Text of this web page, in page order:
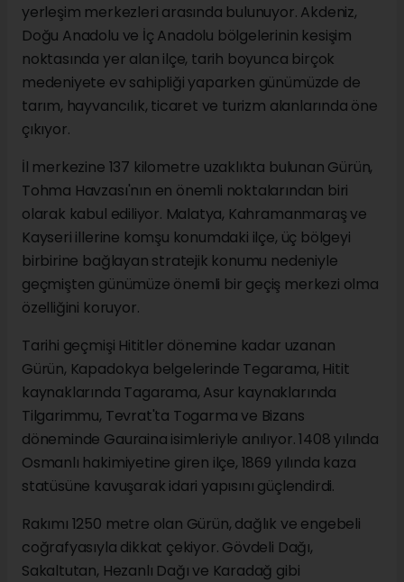
yerleşim merkezleri arasında bulunuyor. Akdeniz,
Doğu Anadolu ve İç Anadolu bölgelerinin kesişim
noktasında yer alan ilçe, tarih boyunca birçok
medeniyete ev sahipliği yaparken günümüzde de
tarım, hayvancılık, ticaret ve turizm alanlarında öne
çıkıyor.
İl merkezine 137 kilometre uzaklıkta bulunan Gürün,
Tohma Havzası'nın en önemli noktalarından biri
olarak kabul ediliyor. Malatya, Kahramanmaraş ve
Kayseri illerine komşu konumdaki ilçe, üç bölgeyi
birbirine bağlayan stratejik konumu nedeniyle
geçmişten günümüze önemli bir geçiş merkezi olma
özelliğini koruyor.
Tarihi geçmişi Hititler dönemine kadar uzanan
Gürün, Kapadokya belgelerinde Tegarama, Hitit
kaynaklarında Tagarama, Asur kaynaklarında
Tilgarimmu, Tevrat'ta Togarma ve Bizans
döneminde Gauraina isimleriyle anılıyor. 1408 yılında
Osmanlı hakimiyetine giren ilçe, 1869 yılında kaza
statüsüne kavuşarak idari yapısını güçlendirdi.
Rakımı 1250 metre olan Gürün, dağlık ve engebeli
coğrafyasıyla dikkat çekiyor. Gövdeli Dağı,
Sakaltutan, Hezanlı Dağı ve Karadağ gibi